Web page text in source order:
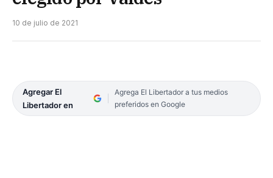
10 de julio de 2021
Agregar El
Libertador en
Agrega El Libertador a tus medios
preferidos en Google